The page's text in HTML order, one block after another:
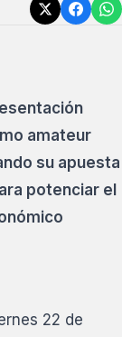
amateur
su apuesta
potenciar el
22 de